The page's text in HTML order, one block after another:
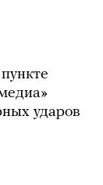
ударов